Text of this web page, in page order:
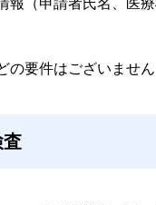
報（申請者氏名、医
要件はございません
査